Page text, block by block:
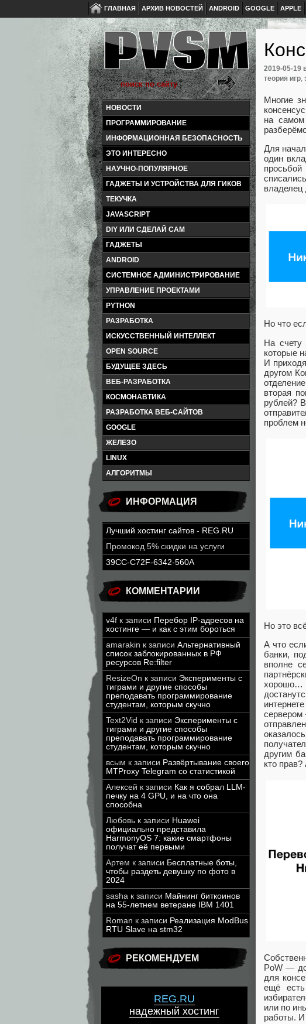
ГЛАВНАЯ АРХИВ НОВОСТЕЙ ANDROID GOOGLE APPLE
НОВОСТИ
ПРОГРАММИРОВАНИЕ
ИНФОРМАЦИОННАЯ БЕЗОПАСНОСТЬ
ЭТО ИНТЕРЕСНО
НАУЧНО-ПОПУЛЯРНОЕ
ГАДЖЕТЫ И УСТРОЙСТВА ДЛЯ ГИКОВ
ТЕКУЧКА
JAVASCRIPT
DIY ИЛИ СДЕЛАЙ САМ
ГАДЖЕТЫ
ANDROID
СИСТЕМНОЕ АДМИНИСТРИРОВАНИЕ
УПРАВЛЕНИЕ ПРОЕКТАМИ
PYTHON
РАЗРАБОТКА
ИСКУССТВЕННЫЙ ИНТЕЛЛЕКТ
OPEN SOURCE
БУДУЩЕЕ ЗДЕСЬ
ВЕБ-РАЗРАБОТКА
КОСМОНАВТИКА
РАЗРАБОТКА ВЕБ-САЙТОВ
GOOGLE
ЖЕЛЕЗО
LINUX
АЛГОРИТМЫ
ИНФОРМАЦИЯ
Лучший хостинг сайтов - REG.RU
Промокод 5% скидки на услуги
39CC-C72F-6342-560A
КОММЕНТАРИИ
v4f к записи Перебор IP-адресов на
хостинге — и как с этим бороться
amarakin к записи Альтернативный
список заблокированных в РФ
ресурсов Re:filter
ResizeOn к записи Эксперименты с
тиграми и другие способы
преподавать программирование
студентам, которым скучно
Text2Vid к записи Эксперименты с
тиграми и другие способы
преподавать программирование
студентам, которым скучно
всым к записи Развёртывание своего
MTProxy Telegram со статистикой
Алексей к записи Как я собрал LLM-
печку на 4 GPU, и на что она
способна
Любовь к записи Huawei
официально представила
HarmonyOS 7: какие смартфоны
получат её первыми
Артем к записи Бесплатные боты,
чтобы раздеть девушку по фото в
2024
sasha к записи Майнинг биткоинов
на 55-летнем ветеране IBM 1401
Roman к записи Реализация ModBus
RTU Slave на stm32
РЕКОМЕНДУЕМ
REG.RU
надежный хостинг
2019-05-19
теория игр,
Многие
на
Для
один
владелец
Но что
На счету
которые
И
другом
вторая
рублей?
проблем
Но это
А что
банки,
вполне
хорошо…
сервером
другим
кто
PoW —
для
ещё
или по
работы. И